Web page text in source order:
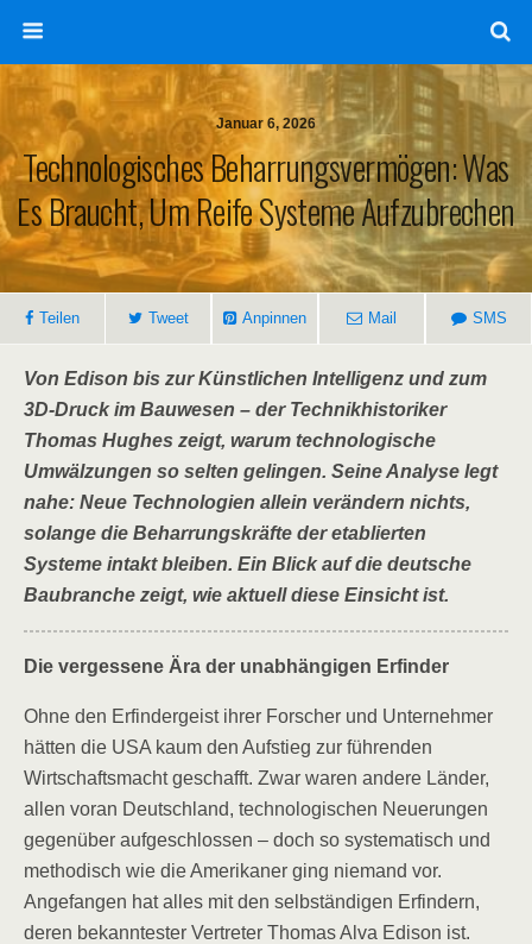
Januar 6, 2026
Technologisches Beharrungsvermögen: Was
Es Braucht, Um Reife Systeme Aufzubrechen
Teilen Tweet Anpinnen Mail SMS
Von Edison bis zur Künstlichen Intelligenz und zum
3D-Druck im Bauwesen – der Technikhistoriker
Thomas Hughes zeigt, warum technologische
Umwälzungen so selten gelingen. Seine Analyse legt
nahe: Neue Technologien allein verändern nichts,
solange die Beharrungskräfte der etablierten
Systeme intakt bleiben. Ein Blick auf die deutsche
Baubranche zeigt, wie aktuell diese Einsicht ist.
Die vergessene Ära der unabhängigen Erfinder
Ohne den Erfindergeist ihrer Forscher und Unternehmer
hätten die USA kaum den Aufstieg zur führenden
Wirtschaftsmacht geschafft. Zwar waren andere Länder,
allen voran Deutschland, technologischen Neuerungen
gegenüber aufgeschlossen – doch so systematisch und
methodisch wie die Amerikaner ging niemand vor.
Angefangen hat alles mit den selbständigen Erfindern,
deren bekanntester Vertreter Thomas Alva Edison ist.